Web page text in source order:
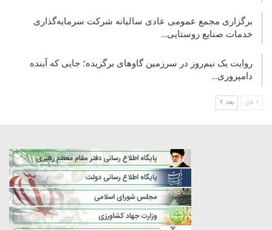
برگزاری مجمع عمومی عادی سالیانه شرکت سرمایه‌گذاری
خدمات صنایع روستایی…
روایت یک نیم‌روز در سرزمین گاوهای برگزیده؛ جایی که آینده
دامپروری…
قبل بعد